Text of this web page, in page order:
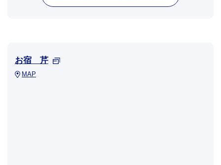
お宿 芹
MAP